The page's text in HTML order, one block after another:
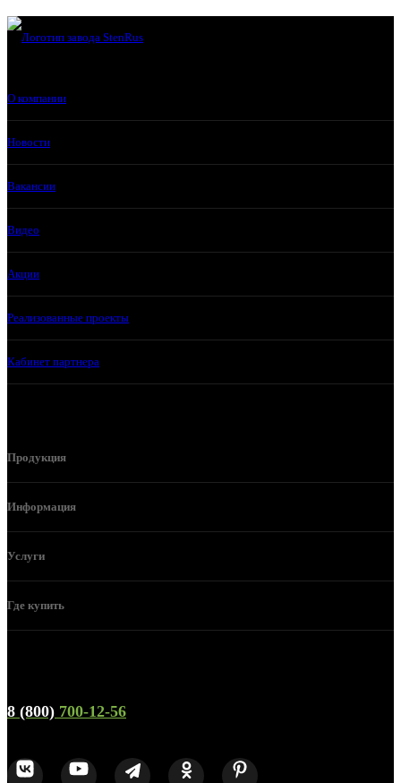
О компании
Новости
Вакансии
Видео
Акции
Реализованные проекты
Кабинет партнера
Продукция
Информация
Услуги
Где купить
8 (800) 700-12-56